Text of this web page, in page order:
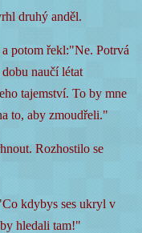
druhý anděl.
potom řekl:"Ne. Potrvá
naučí létat
tajemství. To by mne
to, aby zmoudřeli."
Rozhostilo se
kdybys ses ukryl v
hledali tam!"